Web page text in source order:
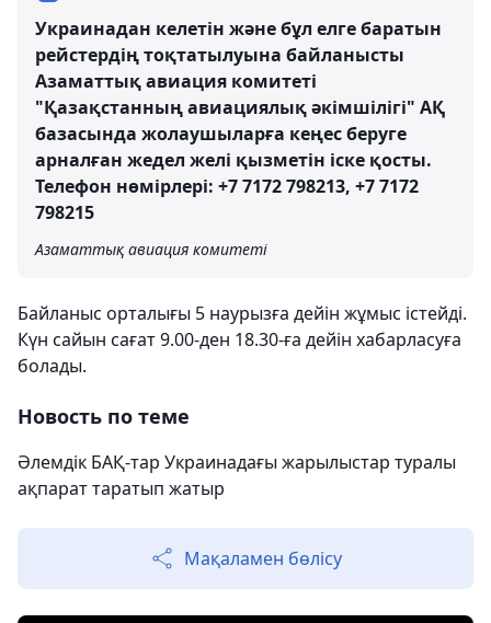
Украинадан келетін және бұл елге баратын
рейстердің тоқтатылуына байланысты
Азаматтық авиация комитеті
"Қазақстанның авиациялық әкімшілігі" АҚ
базасында жолаушыларға кеңес беруге
арналған жедел желі қызметін іске қосты.
Телефон нөмірлері: +7 7172 798213, +7 7172
798215
Азаматтық авиация комитеті
Байланыс орталығы 5 наурызға дейін жұмыс істейді.
Күн сайын сағат 9.00-ден 18.30-ға дейін хабарласуға
болады.
Новость по теме
Әлемдік БАҚ-тар Украинадағы жарылыстар туралы
ақпарат таратып жатыр
Мақаламен бөлісу